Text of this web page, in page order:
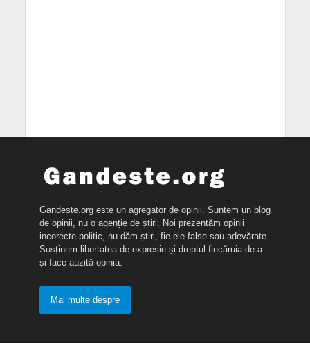
Gandeste.org este un agregator de opinii. Suntem un blog
de opinii, nu o agenție de știri. Noi prezentăm opinii
incorecte politic, nu dăm știri, fie ele false sau adevărate.
Susținem libertatea de expresie și dreptul fiecăruia de a-
și face auzită opinia.
Mai multe despre